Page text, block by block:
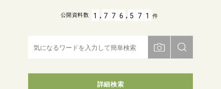
詳細検索
公開資料数 1 , 7 7 6 , 5 7 1 件